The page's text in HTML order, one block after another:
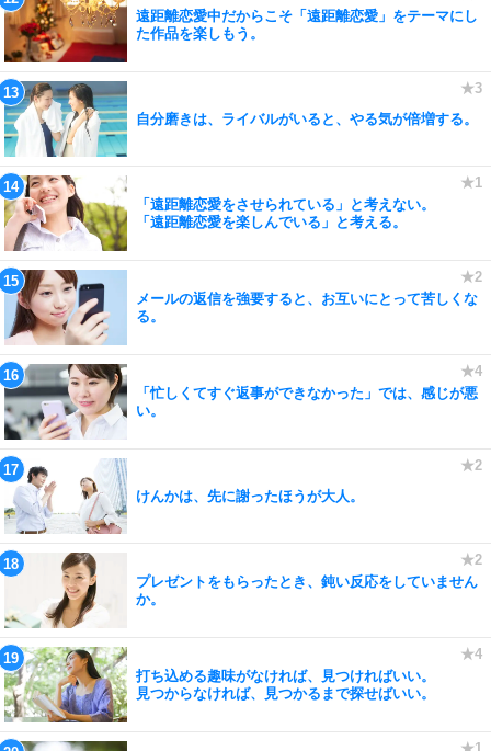
遠距離恋愛中だからこそ「遠距離恋愛」をテーマにし
た作品を楽しもう。
自分磨きは、ライバルがいると、やる気が倍増する。
「遠距離恋愛をさせられている」と考えない。
「遠距離恋愛を楽しんでいる」と考える。
メールの返信を強要すると、お互いにとって苦しくな
る。
「忙しくてすぐ返事ができなかった」では、感じが悪
い。
けんかは、先に謝ったほうが大人。
プレゼントをもらったとき、鈍い反応をしていません
か。
打ち込める趣味がなければ、見つければいい。
見つからなければ、見つかるまで探せばいい。